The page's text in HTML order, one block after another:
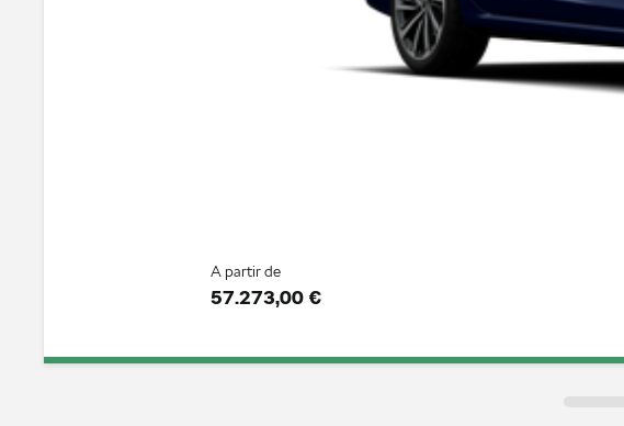
A partir de
57.273,00 €